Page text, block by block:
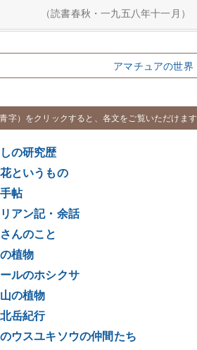
（読書春秋・一九五八年十一月）
アマチュアの世界
字）をクリックすると、各文をご覧いただけます
の研究歴
というもの
帖
アン記・余話
んのこと
植物
ルのホシクサ
の植物
岳紀行
ウスユキソウの仲間たち